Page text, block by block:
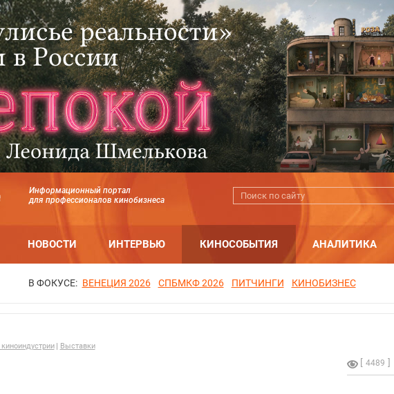
Информационный портал
для профессионалов кинобизнеса
НОВОСТИ ИНТЕРВЬЮ КИНОСОБЫТИЯ АНАЛИТИКА
В ФОКУСЕ: ВЕНЕЦИЯ 2026 СПБМКФ 2026 ПИТЧИНГИ КИНОБИЗНЕС
Выставки
4489